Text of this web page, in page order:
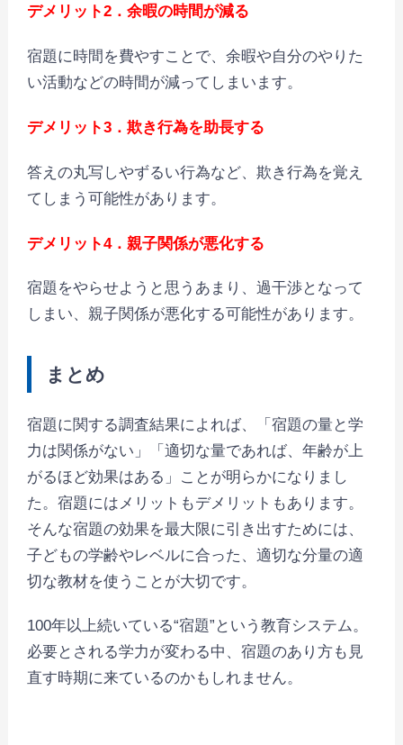
デメリット2．余暇の時間が減る
宿題に時間を費やすことで、余暇や自分のやりた
い活動などの時間が減ってしまいます。
デメリット3．欺き行為を助長する
答えの丸写しやずるい行為など、欺き行為を覚え
てしまう可能性があります。
デメリット4．親子関係が悪化する
宿題をやらせようと思うあまり、過干渉となって
しまい、親子関係が悪化する可能性があります。
まとめ
宿題に関する調査結果によれば、「宿題の量と学
力は関係がない」「適切な量であれば、年齢が上
がるほど効果はある」ことが明らかになりまし
た。宿題にはメリットもデメリットもあります。
そんな宿題の効果を最大限に引き出すためには、
子どもの学齢やレベルに合った、適切な分量の適
切な教材を使うことが大切です。
100年以上続いている“宿題”という教育システム。
必要とされる学力が変わる中、宿題のあり方も見
直す時期に来ているのかもしれません。